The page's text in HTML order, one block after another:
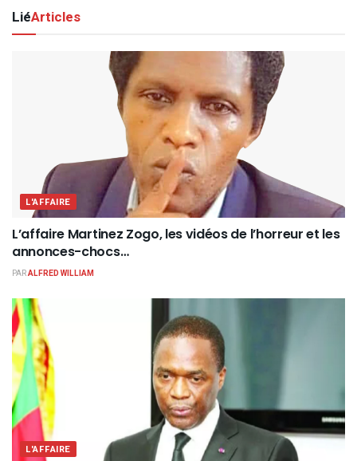
LiéArticles
L'AFFAIRE
L’affaire Martinez Zogo, les vidéos de l’horreur et les
annonces-chocs…
PARALFRED WILLIAM
L'AFFAIRE